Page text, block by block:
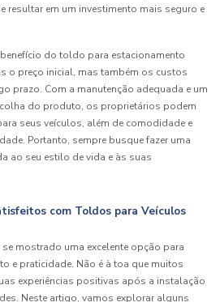
resultar em um investimento mais seguro e
do toldo para estacionamento
o preço inicial, mas também os custos
prazo. Com a manutenção adequada e um
do produto, os proprietários podem
seus veículos, além de comodidade e
Portanto, sempre busque fazer uma
ao seu estilo de vida e às suas
com Toldos para Veículos
se mostrado uma excelente opção para
e praticidade. Não é à toa que muitos
experiências positivas após a instalação
Neste artigo, vamos explorar alguns